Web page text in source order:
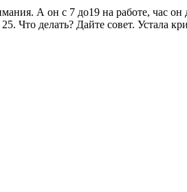
А он с 7 до19 на работе, час он
Что делать? Дайте совет. Устала